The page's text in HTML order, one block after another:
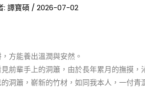
:譚寶碩 /2026-07-02
方能養出溫潤與安然。
前輩手上的洞簫，由於長年累月的撫摸，
洞簫，嶄新的竹材，如同我本人，一付青